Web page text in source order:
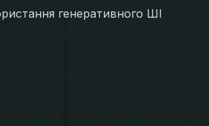
генеративного ШІ